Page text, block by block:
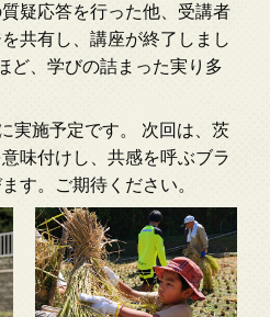
疑応答を行った他、受講者
共有し、講座が終了しまし
ど、学びの詰まった実り多
実施予定です。 次回は、茨
味付けし、共感を呼ぶブラ
す。ご期待ください。